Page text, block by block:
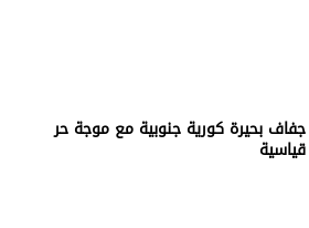
جفاف بحيرة كورية جنوبية مع موجة حر
قياسية